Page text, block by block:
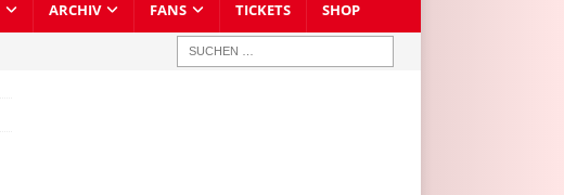
ARCHIV FANS TICKETS SHOP